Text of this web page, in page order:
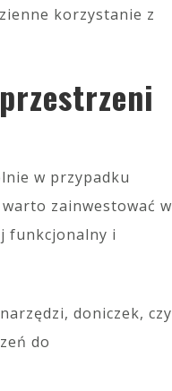
korzystanie z
w przypadku
zainwestować w
funkcjonalny i
doniczek, czy
do